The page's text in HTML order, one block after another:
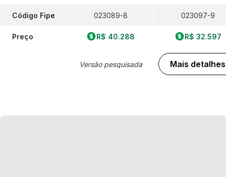
Código Fipe
Preço
023089-8
R$ 40.288
Versão pesquisada
023097-9
R$ 32.597
Mais detalhes